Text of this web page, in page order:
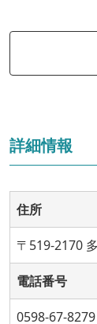
詳細情報
住所
〒519-2170
電話番号
0598-67-